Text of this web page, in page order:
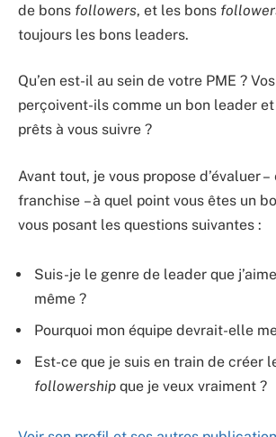
de bons followers, et les bons
toujours les bons leaders.
Qu’en est-il au sein de votre PME ?
perçoivent-ils comme un bon leader
prêts à vous suivre ?
Avant tout, je vous propose d’évaluer
franchise – à quel point vous êtes un
vous posant les questions suivantes :
Suis-je le genre de leader que
même ?
Pourquoi mon équipe devrait-elle
Est-ce que je suis en train de créer
followership que je veux vraiment ?